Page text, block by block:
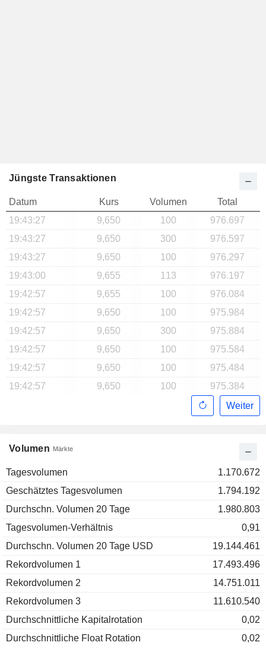
Volumen Märkte
Tagesvolumen
1.170.672
Geschätztes Tagesvolumen
1.794.192
Durchschn. Volumen 20 Tage
1.980.803
Tagesvolumen-Verhältnis
0,91
Durchschn. Volumen 20 Tage USD
19.144.461
Rekordvolumen 1
17.493.496
Rekordvolumen 2
14.751.011
Rekordvolumen 3
11.610.540
Durchschnittliche Kapitalrotation
0,02
Durchschnittliche Float Rotation
0,02
Jüngste Transaktionen
Datum Kurs Volumen
Total
19:43:27
9,650 100
976.697
19:43:27
9,650 300
976.597
19:43:27
9,650 100
976.297
19:43:00
9,655 113
976.197
19:42:57
9,655 100
976.084
19:42:57
9,650 100
975.984
19:42:57
9,650 300
975.884
19:42:57
9,650 100
975.584
19:42:57
9,650 100
975.484
19:42:57
9,650 100
975.384
Weiter